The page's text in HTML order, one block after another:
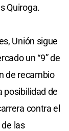
Quiroga.
Unión sigue
un “9” de
de recambio
posibilidad de
contra el
las